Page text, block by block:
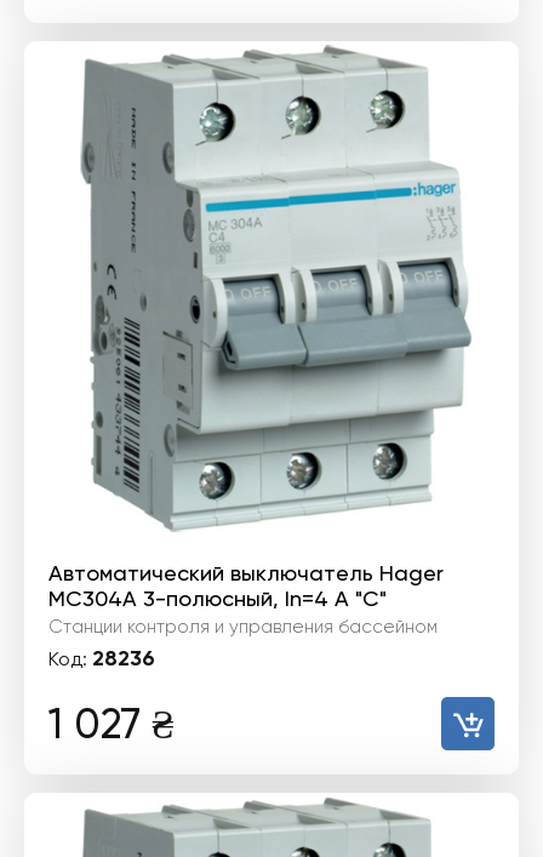
Автоматический выключатель Hager
MC304A 3-полюсный, In=4 А "C"
Станции контроля и управления бассейном
Код: 28236
1 027 ₴